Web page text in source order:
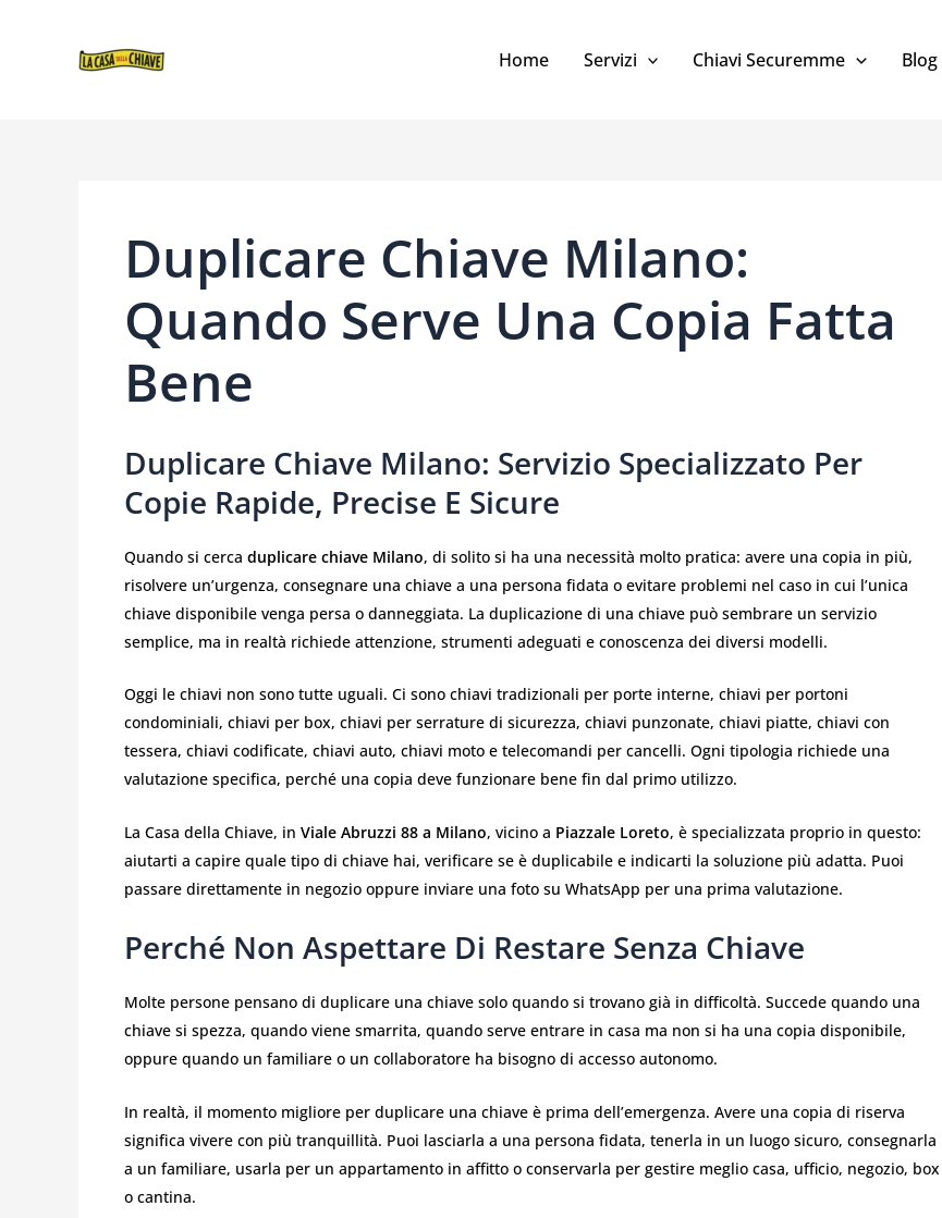
CONTENUTO
Home Servizi Chiavi Securemme
Duplicare Chiave Milano:
Quando Serve Una Copia Fatta
Bene
Duplicare Chiave Milano: Servizio Specializzato Per
Copie Rapide, Precise E Sicure
Quando si cerca duplicare chiave Milano, di solito si ha una necessità molto pratica: avere una copia in più,
risolvere un’urgenza, consegnare una chiave a una persona fidata o evitare problemi nel caso in cui l’unica
chiave disponibile venga persa o danneggiata. La duplicazione di una chiave può sembrare un servizio
semplice, ma in realtà richiede attenzione, strumenti adeguati e conoscenza dei diversi modelli.
Oggi le chiavi non sono tutte uguali. Ci sono chiavi tradizionali per porte interne, chiavi per portoni
condominiali, chiavi per box, chiavi per serrature di sicurezza, chiavi punzonate, chiavi piatte, chiavi con
tessera, chiavi codificate, chiavi auto, chiavi moto e telecomandi per cancelli. Ogni tipologia richiede una
valutazione specifica, perché una copia deve funzionare bene fin dal primo utilizzo.
La Casa della Chiave, in Viale Abruzzi 88 a Milano, vicino a Piazzale Loreto, è specializzata proprio in questo:
aiutarti a capire quale tipo di chiave hai, verificare se è duplicabile e indicarti la soluzione più adatta. Puoi
passare direttamente in negozio oppure inviare una foto su WhatsApp per una prima valutazione.
Perché Non Aspettare Di Restare Senza Chiave
Molte persone pensano di duplicare una chiave solo quando si trovano già in difficoltà. Succede quando una
chiave si spezza, quando viene smarrita, quando serve entrare in casa ma non si ha una copia disponibile,
oppure quando un familiare o un collaboratore ha bisogno di accesso autonomo.
In realtà, il momento migliore per duplicare una chiave è prima dell’emergenza. Avere una copia di riserva
significa vivere con più tranquillità. Puoi lasciarla a una persona fidata, tenerla in un luogo sicuro, consegnarla
a un familiare, usarla per un appartamento in affitto o conservarla per gestire meglio casa, ufficio, negozio, box
o cantina.